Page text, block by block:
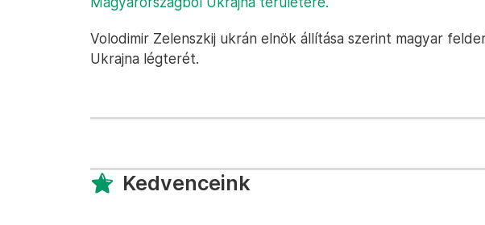
Volodimir Zelenszkij ukrán elnök állítása szerint magyar
Ukrajna légterét.
Kedvenceink